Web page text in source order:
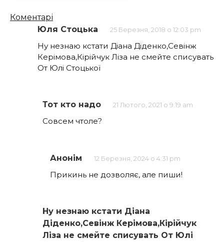
Кількість
коментарів
Коментарі
Юля Стоцька
25 Березня, 2018 о 12:03 pm
Ну незнаю кстати Діана Діденко,Севінж
Керімова,Кірійчук Ліза не смейте списувать
От Юлі Стоцької
Тот кто надо 21 Лютого, 2021 о 9:19 am
Совсем чтоле?
Анонім 12 Березня, 2024 о 4:31 pm
Прикинь не дозволяє, але пиши!
Ну незнаю кстати Діана
Діденко,Севінж Керімова,Кірійчук
Ліза не смейте списувать От Юлі